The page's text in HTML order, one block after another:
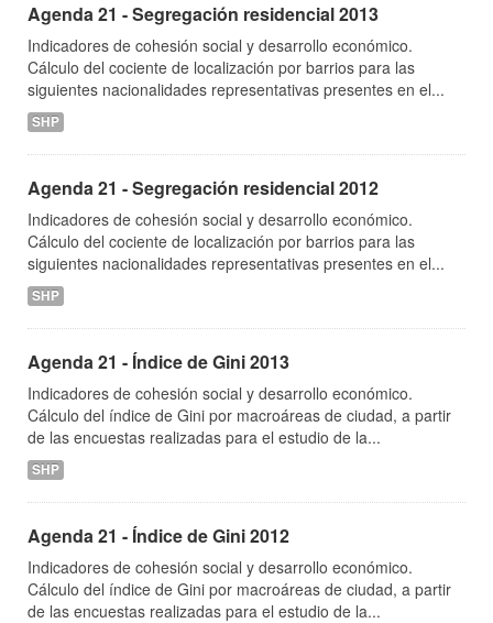
Agenda 21 - Segregación residencial 2013
Indicadores de cohesión social y desarrollo económico.
Cálculo del cociente de localización por barrios para las
siguientes nacionalidades representativas presentes en el...
SHP
Agenda 21 - Segregación residencial 2012
Indicadores de cohesión social y desarrollo económico.
Cálculo del cociente de localización por barrios para las
siguientes nacionalidades representativas presentes en el...
SHP
Agenda 21 - Índice de Gini 2013
Indicadores de cohesión social y desarrollo económico.
Cálculo del índice de Gini por macroáreas de ciudad, a partir
de las encuestas realizadas para el estudio de la...
SHP
Agenda 21 - Índice de Gini 2012
Indicadores de cohesión social y desarrollo económico.
Cálculo del índice de Gini por macroáreas de ciudad, a partir
de las encuestas realizadas para el estudio de la...